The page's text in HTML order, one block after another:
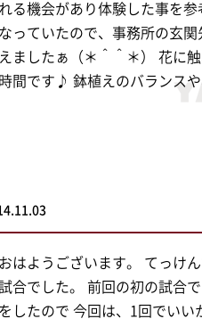
れる機会があり体験した事を
なっていたので、事務所の玄
えましたぁ（＊＾＾＊） 花に
時間です♪ 鉢植えのバランス
おはようございます。 てっけ
合でした。 前回の初の試合
をしたので 今回は、1回でいい